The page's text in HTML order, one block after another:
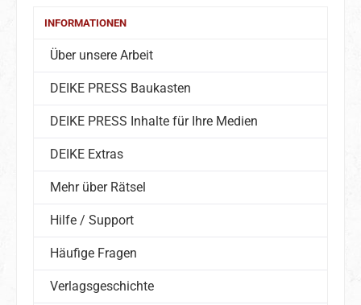
INFORMATIONEN
Über unsere Arbeit
DEIKE PRESS Baukasten
DEIKE PRESS Inhalte für Ihre Medien
DEIKE Extras
Mehr über Rätsel
Hilfe / Support
Häufige Fragen
Verlagsgeschichte